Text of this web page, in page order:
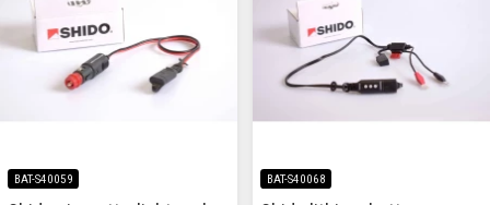
BAT-S40059 BAT-S40068